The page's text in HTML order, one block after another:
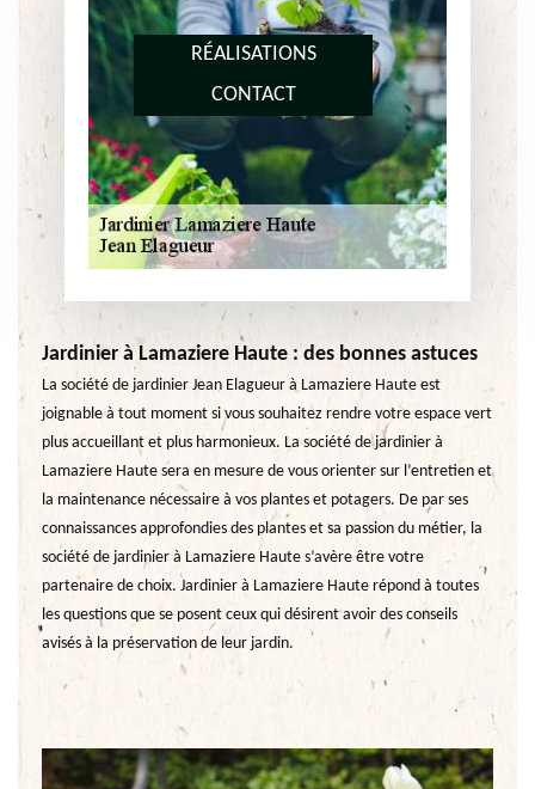
RÉALISATIONS
CONTACT
Jardinier à Lamaziere Haute : des bonnes astuces
La société de jardinier Jean Elagueur à Lamaziere Haute est
joignable à tout moment si vous souhaitez rendre votre espace vert
plus accueillant et plus harmonieux. La société de jardinier à
Lamaziere Haute sera en mesure de vous orienter sur l’entretien et
la maintenance nécessaire à vos plantes et potagers. De par ses
connaissances approfondies des plantes et sa passion du métier, la
société de jardinier à Lamaziere Haute s’avère être votre
partenaire de choix. Jardinier à Lamaziere Haute répond à toutes
les questions que se posent ceux qui désirent avoir des conseils
avisés à la préservation de leur jardin.